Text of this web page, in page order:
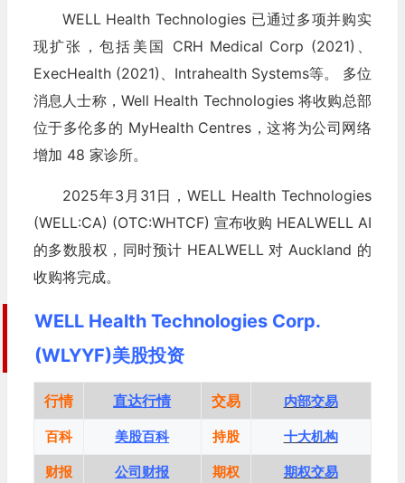
WELL Health Technologies 已通过多项并购实
现扩张，包括美国 CRH Medical Corp (2021)、
ExecHealth (2021)、Intrahealth Systems等。 多位
消息人士称，Well Health Technologies 将收购总部
位于多伦多的 MyHealth Centres，这将为公司网络
增加 48 家诊所。
2025年3月31日，WELL Health Technologies
(WELL:CA) (OTC:WHTCF) 宣布收购 HEALWELL AI
的多数股权，同时预计 HEALWELL 对 Auckland 的
收购将完成。
WELL Health Technologies Corp.
(WLYYF)美股投资
行情 直达行情 交易 内部交易
百科 美股百科 持股 十大机构
财报 公司财报 期权 期权交易